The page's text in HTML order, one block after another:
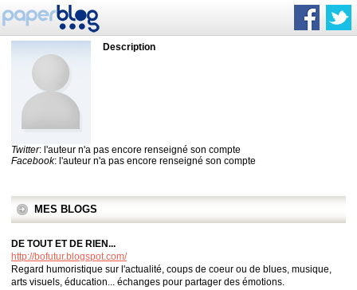
Description
Twitter: l'auteur n'a pas encore renseigné son compte
Facebook: l'auteur n'a pas encore renseigné son compte
MES BLOGS
DE TOUT ET DE RIEN...
http://bofutur.blogspot.com/
Regard humoristique sur l'actualité, coups de coeur ou de blues, musique,
arts visuels, éducation... échanges pour partager des émotions.